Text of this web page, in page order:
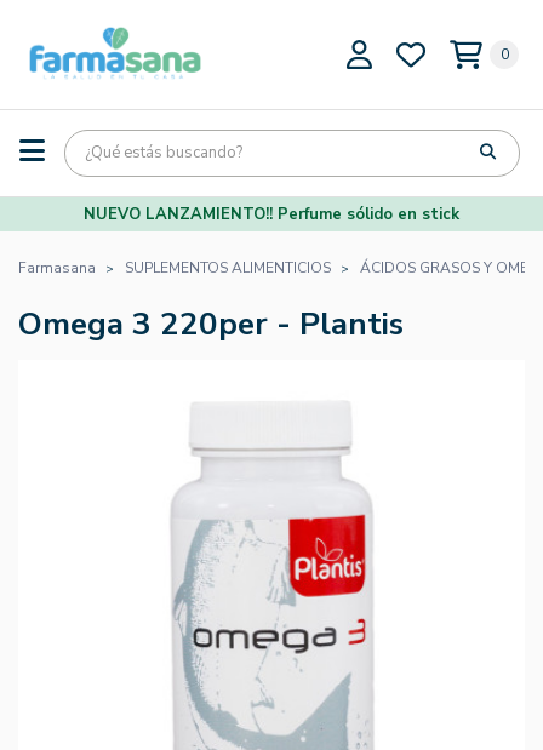
0
NUEVO LANZAMIENTO!! Perfume sólido en stick
Farmasana SUPLEMENTOS ALIMENTICIOS ÁCIDOS GRASOS Y
Omega 3 220per - Plantis